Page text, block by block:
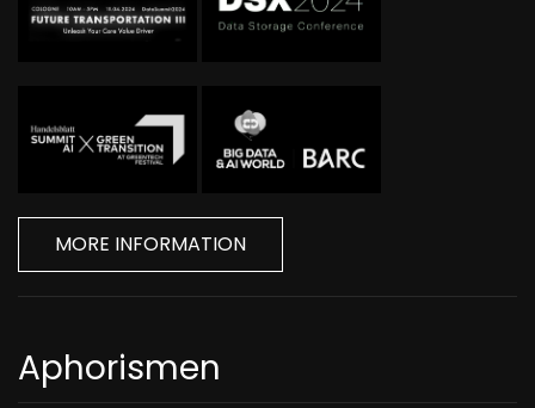
MORE INFORMATION
Aphorismen